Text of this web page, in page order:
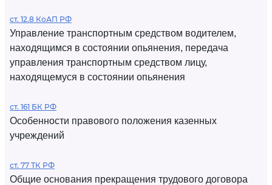
ст. 12.8 КоАП РФ
Управление транспортным средством водителем,
находящимся в состоянии опьянения, передача
управления транспортным средством лицу,
находящемуся в состоянии опьянения
ст. 161 БК РФ
Особенности правового положения казенных
учреждений
ст. 77 ТК РФ
Общие основания прекращения трудового договора